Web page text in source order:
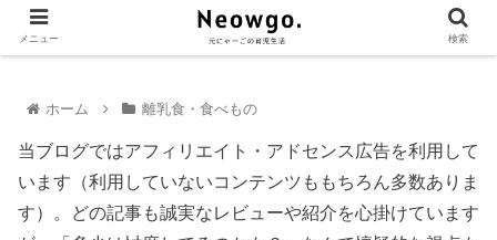
ホーム 離乳食・食べもの
当ブログではアフィリエイト・アドセンス広告を利用して
います（利用していないコンテンツももちろん多数ありま
す）。どの記事も誠実なレビューや紹介を心掛けています
メニュー 検索